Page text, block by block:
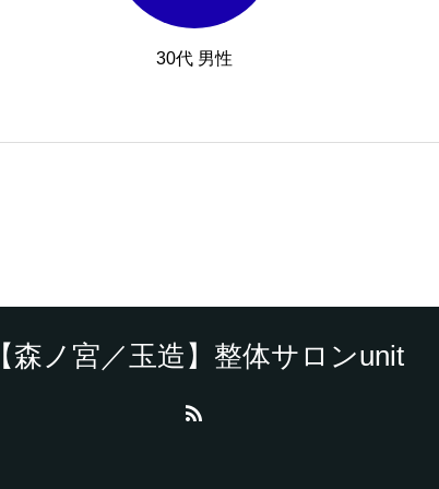
30代 男性
【森ノ宮／玉造】整体サロンunit